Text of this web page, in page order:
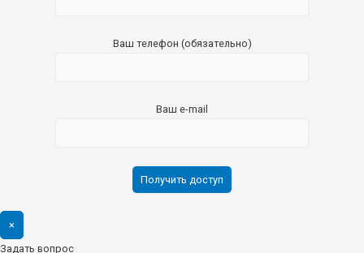
Ваш телефон (обязательно)
Ваш e-mail
×
Задать вопрос